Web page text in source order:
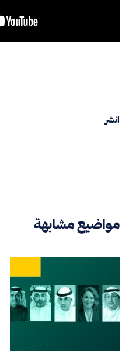
انشر
مواضيع مشابهة